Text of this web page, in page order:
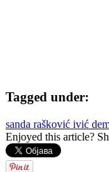
Tagged under:
sanda rašković ivić
Enjoyed this article?